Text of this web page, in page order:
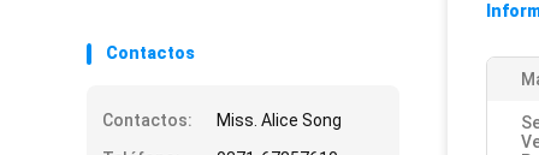
Contactos
Contactos:
Miss. Alice Song